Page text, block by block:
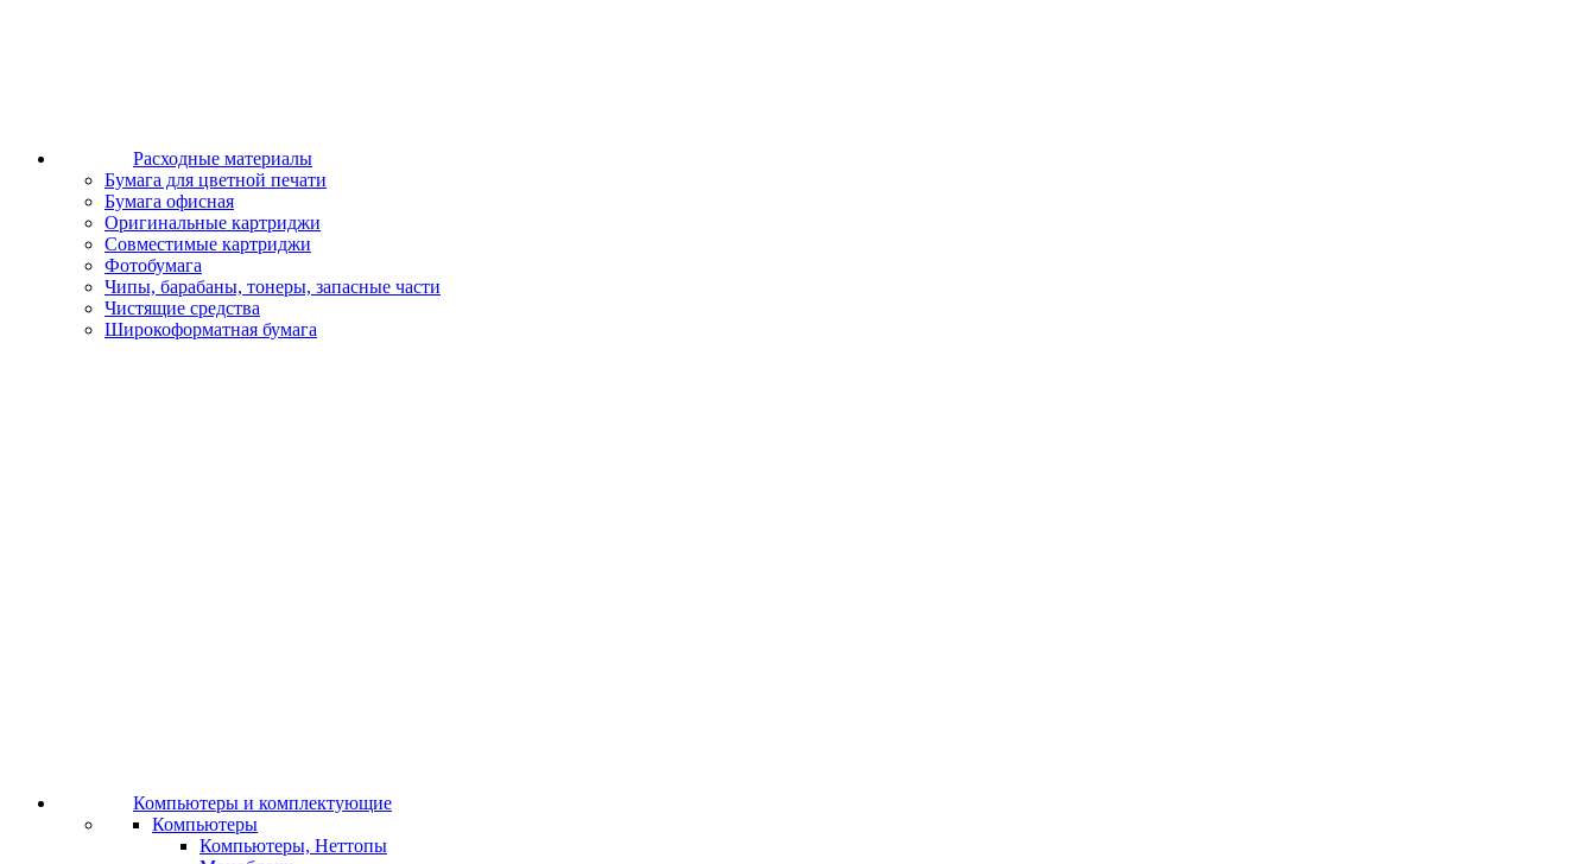
Расходные материалы
Бумага для цветной печати
Бумага офисная
Оригинальные картриджи
Совместимые картриджи
Фотобумага
Чипы, барабаны, тонеры, запасные части
Чистящие средства
Широкоформатная бумага
Компьютеры и комплектующие
Компьютеры
Компьютеры, Неттопы